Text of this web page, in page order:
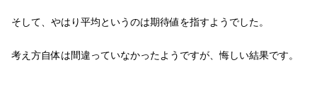
そして、やはり平均というのは期待値を指すようでした。
考え方自体は間違っていなかったようですが、悔しい結果です。